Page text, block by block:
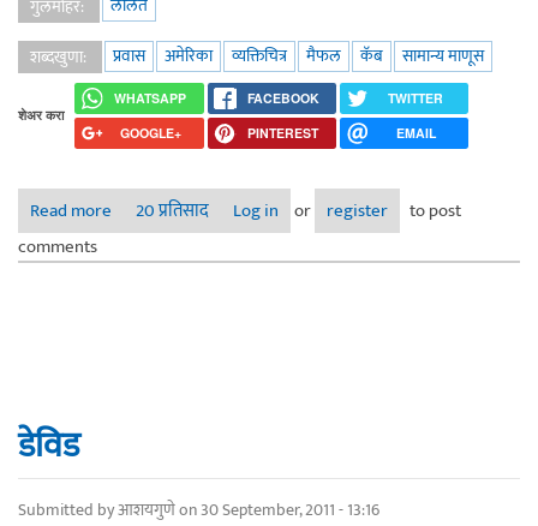
गुलमोहर:
शब्दखुणा:
प्रवास अमेरिका व्यक्तिचित्र मैफल कॅब सामान्य माणूस
शेअर करा
WHATSAPP FACEBOOK
TWITTER
GOOGLE+
PINTEREST EMAIL
Read more about कॅब चालवणारा 'ओबा'
20 प्रतिसाद Log in or register
to post
comments
डेविड
Submitted byआशयगुणेon 30 September, 2011 - 13:16